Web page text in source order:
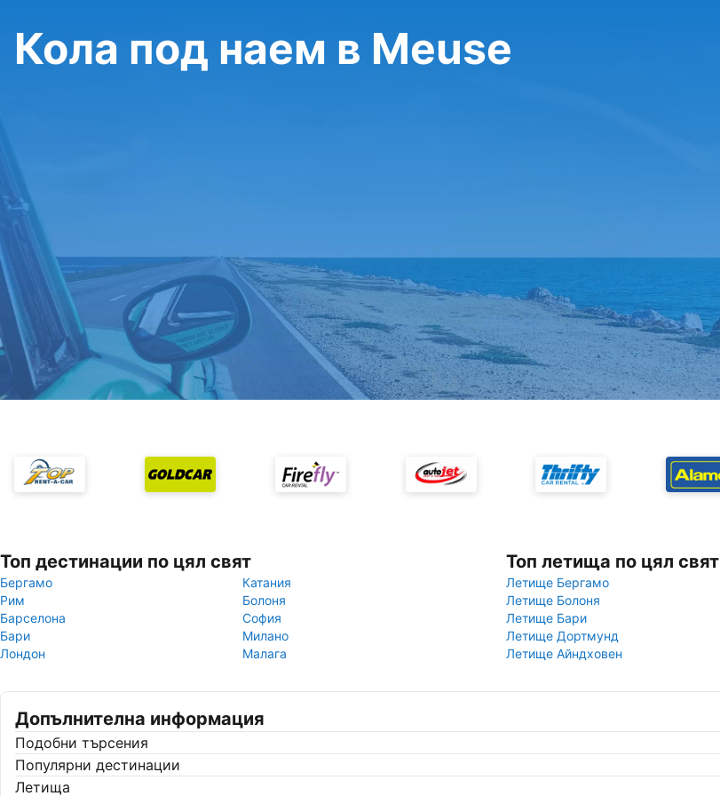
Кола под наем в Meuse
Топ дестинации по цял свят
Бергамо
Катания
Рим
Болоня
Барселона
София
Бари
Милано
Лондон
Малага
Топ летища по цял свят
Летище Бергамо
Летище Болоня
Летище Бари
Летище Дортмунд
Летище Айндховен
Допълнителна информация
Подобни търсения
Популярни дестинации
Летища